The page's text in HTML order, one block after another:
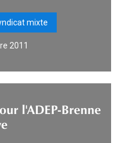
mixte
2011
l'ADEP-Brenne